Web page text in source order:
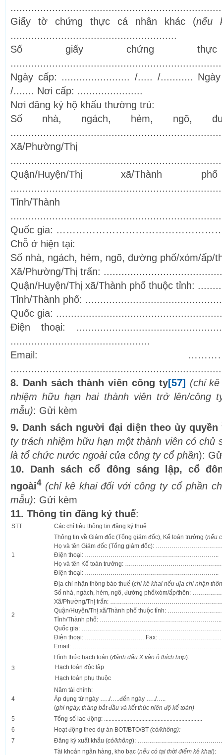
Giấy tờ chứng thực cá nhân khác (nếu
........................................................
Số giấy chứng
Ngày cấp: ....................... /..... /...........
/....... Nơi cấp: ......................
Nơi đăng ký hộ khẩu thường trú:
Số nhà, ngách, hẻm, ngõ,
Xã/Phường/
Quận/Huyện/Thị xã/
Tỉnh/
Quốc gia:
Chỗ ở hiện tại:
Số nhà, ngách, hẻm, ngõ, đường phố/xóm/ấp/
Xã/Phường/Thị trấn:
Quận/Huyện/Thị xã/Thành phố thuộc tỉnh:
Tỉnh/Thành phố:
Quốc gia:
Điện thoại:
...............................................
Email:
8. Danh sách thành viên công ty[57] (chỉ
nhiệm hữu hạn hai thành viên trở lên/công
mẫu): Gửi kèm
9. Danh sách người đại diện theo ủy quyền
ty trách nhiệm hữu hạn một thành viên có chủ
là tổ chức nước ngoài của công ty cổ phần):
10. Danh sách cổ đông sáng lập, cổ
ngoài4 (chỉ kê khai đối với công ty cổ phần
mẫu): Gửi kèm
11. Thông tin đăng ký thuế:
STT Các chỉ tiêu thông tin đăng ký thuế
1
Thông tin về Giám đốc (Tổng giám đốc), Kế toán trưởng (nếu
Họ và tên Giám đốc (Tổng giám đốc): …………………………….
Điện thoại: …………………………………………………………..
Họ và tên Kế toán trưởng: ………………………………………….
Điện thoại: …………………………………………………………..
2
Địa chỉ nhận thông báo thuế (chỉ kê khai nếu địa chỉ nhận
Số nhà, ngách, hẻm, ngõ, đường phố/xóm/ấp/thôn:
Xã/Phường/Thị trấn:
Quận/Huyện/Thị xã/Thành phố thuộc tỉnh:
Tỉnh/Thành phố: ……………………………………………………..
Quốc gia: ……………………………………………………………..
Điện thoại: ………………………….Fax: …………………………..
Email: …………………………………………………………………
3
Hình thức hạch toán (đánh dấu X vào ô thích hợp):
Hạch toán độc lập
Hạch toán phụ thuộc
4
Năm tài chính:
Áp dụng từ ngày …../…..đến ngày …../…..
(ghi ngày, tháng bắt đầu và kết thúc niên độ kế toán)
5
Tổng số lao động: ..................................................................
6
Hoạt động theo dự án BOT/BTO/BT (có/không):
7
Đăng ký xuất khẩu (có/không):
Tài khoản ngân hàng, kho bạc (nếu có tại thời điểm kê khai):